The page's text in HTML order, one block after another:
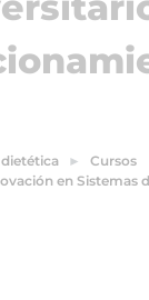
Cursos
en